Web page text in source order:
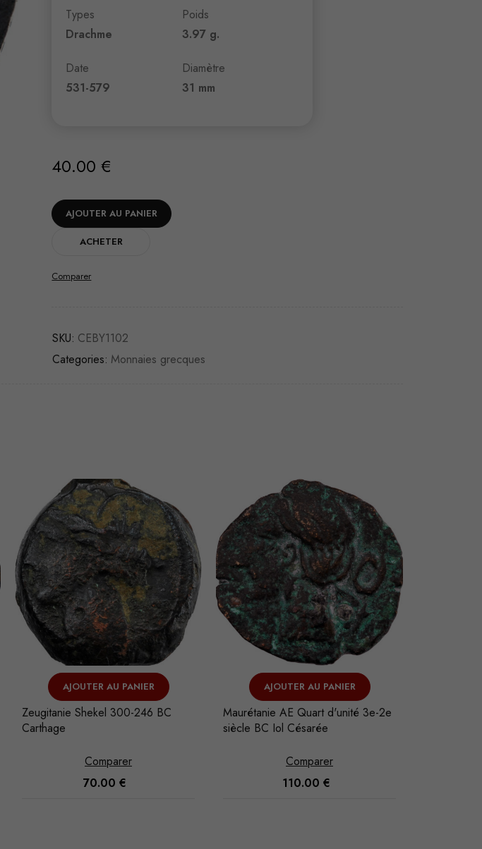
Types
Drachme
Date
531-579
Poids
3.97 g.
Diamètre
31 mm
40.00€
AJOUTER AU PANIER
ACHETER
Comparer
SKU: CEBY1102
Categories: Monnaies grecques
AJOUTER AU PANIER
Zeugitanie Shekel 300-246 BC
Carthage
Comparer
70.00 €
AJOUTER AU PANIER
Maurétanie AE Quart d'unité 3e-2e
siècle BC Iol Césarée
Comparer
110.00 €